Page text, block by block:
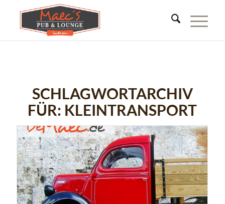
SCHLAGWORTARCHIV
FÜR: KLEINTRANSPORT